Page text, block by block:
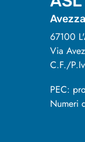
67100
Via
C.F./
PEC:
Numeri